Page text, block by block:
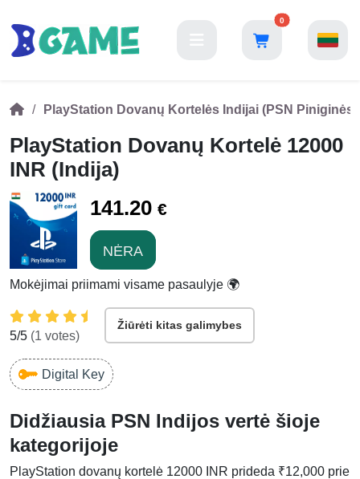
0
PlayStation Dovanų Kortelės Indijai (PSN Piniginės
PlayStation Dovanų Kortelė 12000
INR (Indija)
141.20 €
NĖRA
Mokėjimai priimami visame pasaulyje 🌍
5/5 (1 votes)
Žiūrėti kitas galimybes
Digital Key
Didžiausia PSN Indijos vertė šioje
kategorijoje
PlayStation dovanų kortelė 12000 INR prideda ₹12,000 prie